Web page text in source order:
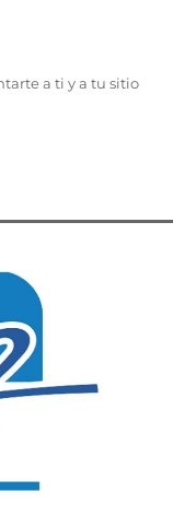
a ti y a tu sitio